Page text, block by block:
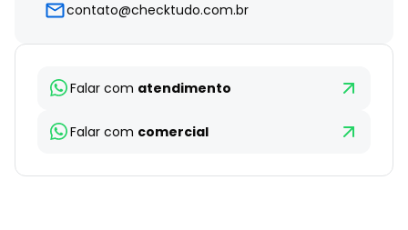
contato@checktudo.com.br
Falar com atendimento
Falar com comercial